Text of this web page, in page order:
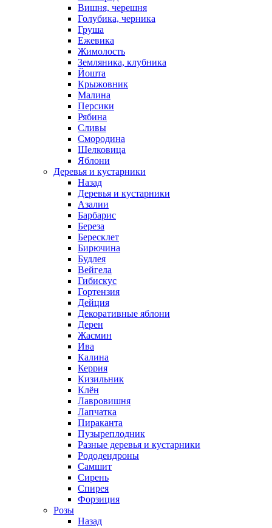
Вишня, черешня
Голубика, черника
Груша
Ежевика
Жимолость
Земляника, клубника
Йошта
Крыжовник
Малина
Персики
Рябина
Сливы
Смородина
Шелковица
Яблони
Деревья и кустарники
Назад
Деревья и кустарники
Азалии
Барбарис
Береза
Бересклет
Бирючина
Будлея
Вейгела
Гибискус
Гортензия
Дейция
Декоративные яблони
Дерен
Жасмин
Ива
Калина
Керрия
Кизильник
Клён
Лавровишня
Лапчатка
Пираканта
Пузыреплодник
Разные деревья и кустарники
Рододендроны
Самшит
Сирень
Спирея
Форзиция
Розы
Назад